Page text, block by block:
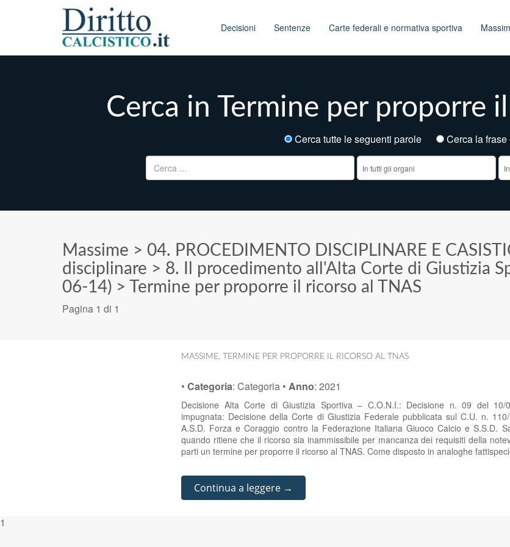
Main menu Decisioni Sentenze Carte federali e normativa sportiva
Cerca in Termine per proporre
Cerca tutte le seguenti parole
Cerca la
Ricerca per:
Massime > 04. PROCEDIMENTO DISCIPLINARE E
disciplinare > 8. Il procedimento all'Alta Corte di Giustizia
06-14) > Termine per proporre il ricorso al TNAS
Pagina 1 di 1
MASSIME, TERMINE PER PROPORRE IL RICORSO AL TNAS
• Categoria: Categoria • Anno: 2021
Decisione Alta Corte di Giustizia Sportiva – C.O.N.I.: Decisione n. 09 del 10/
impugnata: Decisione della Corte di Giustizia Federale pubblicata sul C.U. n.
A.S.D. Forza e Coraggio contro la Federazione Italiana Giuoco Calcio e S.S.D.
quando ritiene che il ricorso sia inammissibile per mancanza dei requisiti della
parti un termine per proporre il ricorso al TNAS. Come disposto in analoghe
Continua a leggere →
1